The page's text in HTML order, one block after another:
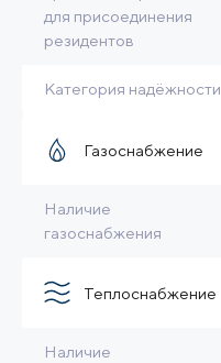
для присоединения
резидентов
Категория надёжности
Газоснабжение
Наличие
газоснабжения
Теплоснабжение
Наличие